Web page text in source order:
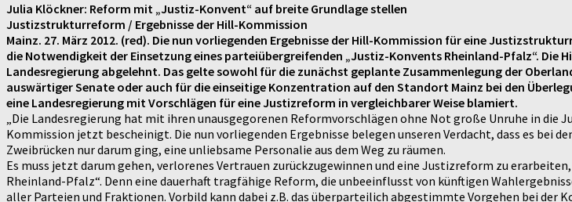
Julia Klöckner: Reform mit „Justiz-Konvent“ auf breite Grundlage stellen
Justizstrukturreform / Ergebnisse der Hill-Kommission
Mainz. 27. März 2012. (red). Die nun vorliegenden Ergebnisse der Hill-Kommission für eine
die Notwendigkeit der Einsetzung eines parteiübergreifenden „Justiz-Konvents Rheinland-Pfalz“.
Landesregierung abgelehnt. Das gelte sowohl für die zunächst geplante Zusammenlegung der
auswärtiger Senate oder auch für die einseitige Konzentration auf den Standort Mainz bei den
eine Landesregierung mit Vorschlägen für eine Justizreform in vergleichbarer Weise blamiert.
„Die Landesregierung hat mit ihren unausgegorenen Reformvorschlägen ohne Not große Unruhe in die
Kommission jetzt bescheinigt. Die nun vorliegenden Ergebnisse belegen unseren Verdacht, dass es bei
Zweibrücken nur darum ging, eine unliebsame Personalie aus dem Weg zu räumen.
Es muss jetzt darum gehen, verlorenes Vertrauen zurückzugewinnen und eine Justizreform zu
Rheinland-Pfalz“. Denn eine dauerhaft tragfähige Reform, die unbeeinflusst von künftigen
aller Parteien und Fraktionen. Vorbild kann dabei z.B. das überparteilich abgestimmte Vorgehen bei der